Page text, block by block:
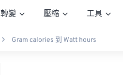
轉變 壓縮 工具
Gram calories 到 Watt hours